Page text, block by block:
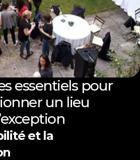
essentiels pour
un lieu
et la